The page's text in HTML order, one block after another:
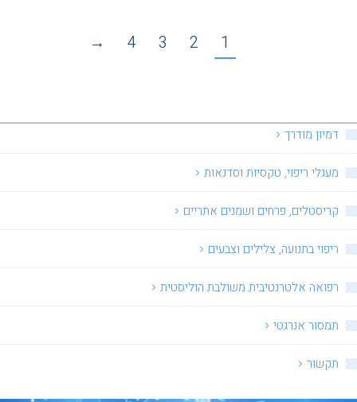
1
2
3
4
→
דמיון מודרך
מעגלי ריפוי, טקסיות וסדנאות
קריסטלים, פרחים ושמנים אתריים
ריפוי בתנועה, צלילים וצבעים
רפואה אלטרנטיבית משולבת הוליסטית
תמסור אנרגטי
תקשור